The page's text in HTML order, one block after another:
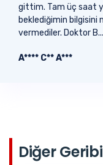
gittim. Tam üç saat
beklediğimin bilgisini
vermediler. Doktor
A**** C** A***
Diğer